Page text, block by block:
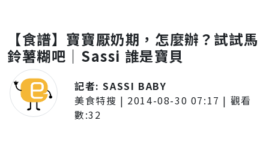
【食譜】寶寶厭奶期，怎麼辦？試試馬
鈴薯糊吧｜Sassi 誰是寶貝
記者:SASSI BABY
美食特搜 | 2014-08-30 07:17 | 觀看
數:32